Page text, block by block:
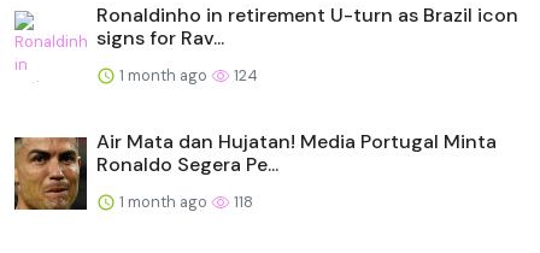
Ronaldinho in retirement U-turn as Brazil icon
signs for Rav...
1 month ago 124
Air Mata dan Hujatan! Media Portugal Minta
Ronaldo Segera Pe...
1 month ago 118